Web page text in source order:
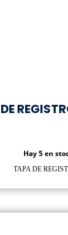
Hay 5 en
TAPA DE